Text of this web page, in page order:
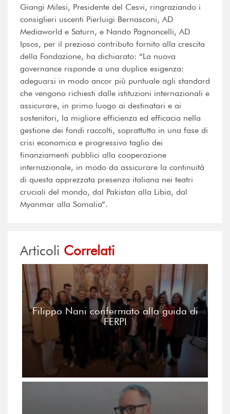
Giangi Milesi, Presidente del Cesvi, ringraziando i
consiglieri uscenti Pierluigi Bernasconi, AD
Mediaworld e Saturn, e Nando Pagnoncelli, AD
Ipsos, per il prezioso contributo fornito alla crescita
della Fondazione, ha dichiarato: “La nuova
governance risponde a una duplice esigenza:
adeguarsi in modo ancor più puntuale agli standard
che vengono richiesti dalle istituzioni internazionali e
assicurare, in primo luogo ai destinatari e ai
sostenitori, la migliore efficienza ed efficacia nella
gestione dei fondi raccolti, soprattutto in una fase di
crisi economica e progressivo taglio dei
finanziamenti pubblici alla cooperazione
internazionale, in modo da assicurare la continuità
di questa apprezzata presenza italiana nei teatri
cruciali del mondo, dal Pakistan alla Libia, dal
Myanmar alla Somalia”.
Articoli Correlati
Filippo Nani confermato alla guida di
FERPI